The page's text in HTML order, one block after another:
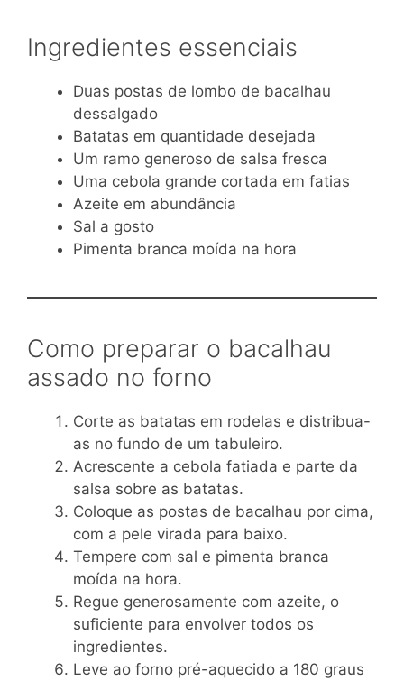
Ingredientes essenciais
Duas postas de lombo de bacalhau
dessalgado
Batatas em quantidade desejada
Um ramo generoso de salsa fresca
Uma cebola grande cortada em fatias
Azeite em abundância
Sal a gosto
Pimenta branca moída na hora
Como preparar o bacalhau
assado no forno
Corte as batatas em rodelas e distribua-
as no fundo de um tabuleiro.
Acrescente a cebola fatiada e parte da
salsa sobre as batatas.
Coloque as postas de bacalhau por cima,
com a pele virada para baixo.
Tempere com sal e pimenta branca
moída na hora.
Regue generosamente com azeite, o
suficiente para envolver todos os
ingredientes.
Leve ao forno pré-aquecido a 180 graus